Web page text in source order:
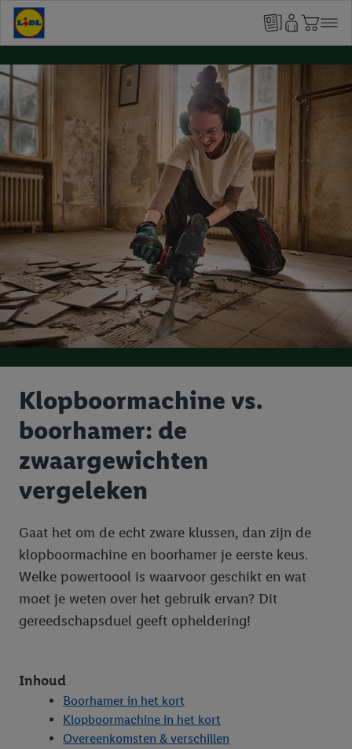
Klopboormachine vs.
boorhamer: de
zwaargewichten
vergeleken
Gaat het om de echt zware klussen, dan zijn de
klopboormachine en boorhamer je eerste keus.
Welke powertoool is waarvoor geschikt en wat
moet je weten over het gebruik ervan? Dit
gereedschapsduel geeft opheldering!
Inhoud
Boorhamer in het kort
Klopboormachine in het kort
Overeenkomsten & verschillen